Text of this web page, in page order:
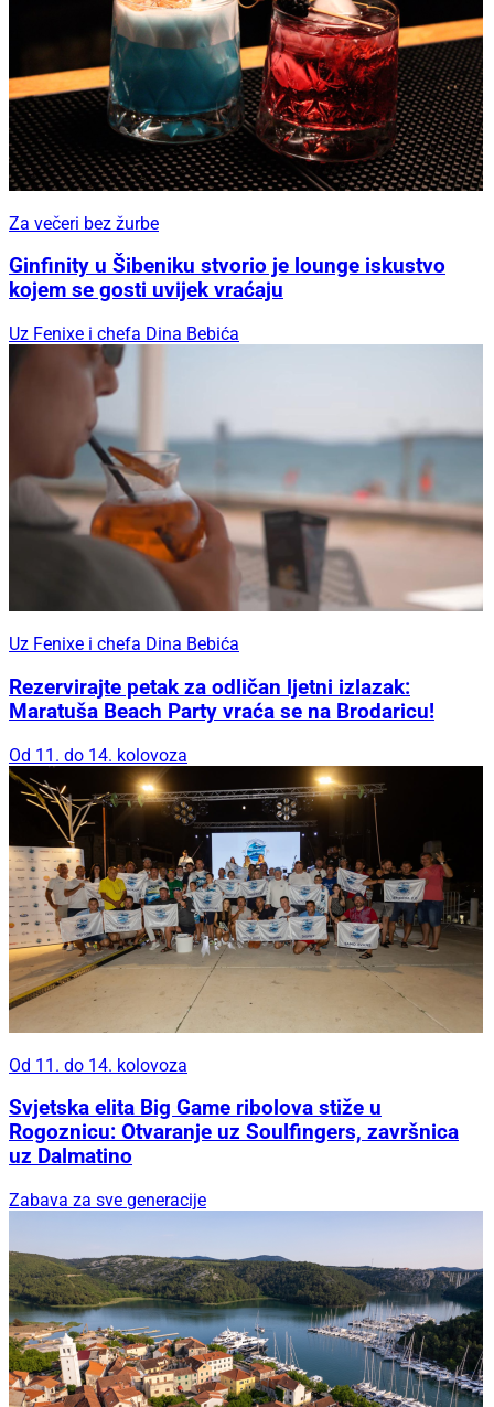
Za večeri bez žurbe
Ginfinity u Šibeniku stvorio je lounge iskustvo
kojem se gosti uvijek vraćaju
Uz Fenixe i chefa Dina Bebića
Uz Fenixe i chefa Dina Bebića
Rezervirajte petak za odličan ljetni izlazak:
Maratuša Beach Party vraća se na Brodaricu!
Od 11. do 14. kolovoza
Od 11. do 14. kolovoza
Svjetska elita Big Game ribolova stiže u
Rogoznicu: Otvaranje uz Soulfingers, završnica
uz Dalmatino
Zabava za sve generacije